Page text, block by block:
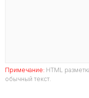
Примечание: HTML
обычный текст.